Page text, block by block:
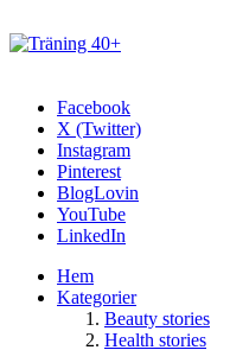
Facebook
X (Twitter)
Instagram
Pinterest
BlogLovin
YouTube
LinkedIn
Hem
Kategorier
Beauty stories
Health stories